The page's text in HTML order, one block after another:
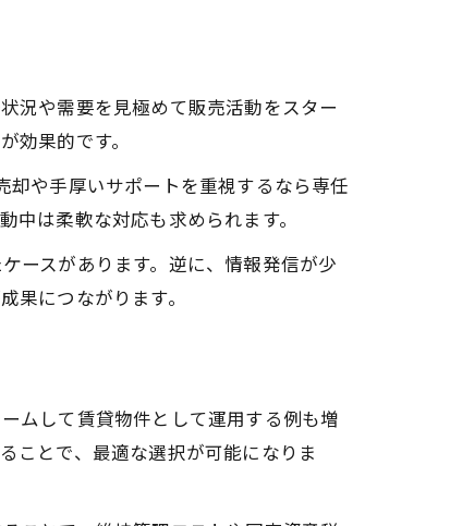
況や需要を見極めて販売活動をスター
効果的です。
や手厚いサポートを重視するなら専任
は柔軟な対応も求められます。
ースがあります。逆に、情報発信が少
果につながります。
ムして賃貸物件として運用する例も増
ことで、最適な選択が可能になりま